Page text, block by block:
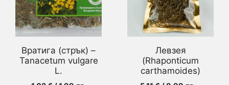
Вратига (стрък) –
Tanacetum vulgare
L.
Левзея
(Rhaponticum
carthamoides)
variants.
options
chosen